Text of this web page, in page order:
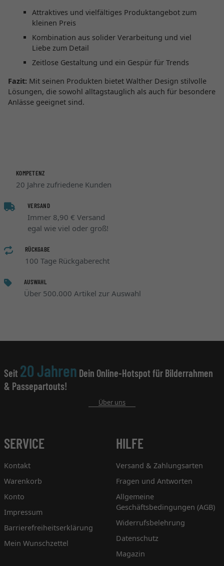
Attraktives und vielfältiges Produktangebot zum
kleinen Preis
Kombination aus solider Verarbeitung und viel
Liebe zum Detail
Zeitlose Gestaltung und ein Gespür für Trends
Fazit: Mit seinen Produkten bietet Walther Design stilvolle
Lösungen, die sowohl alltagstauglich als auch für besondere
Anlässe geeignet sind.
KOMPETENZ
20 Jahre zufriedene Kunden
VERSAND
Immer 8,90 € Versand
egal wie viel oder groß!
RÜCKGABE
100 Tage Rückgaberecht
AUSWAHL
Über 500.000 Artikel zur Auswahl
Seit 20 Jahren Dein Online-Hotspot für Bilderrahmen
& Passepartouts!
Über uns
SERVICE
Kontakt
Warenkorb
Konto
Impressum
Barrierefreiheitserklärung
Mein Wunschzettel
HILFE
Versand & Zahlungsarten
Fragen und Antworten
Allgemeine
Geschäftsbedingungen (AGB)
Widerrufsbelehrung
Datenschutz
Magazin